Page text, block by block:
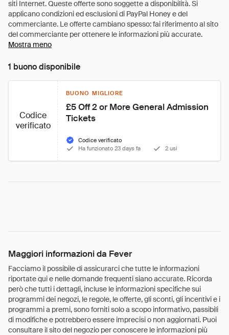
Mostra meno
1 buono disponibile
Codice
verificato
BUONO MIGLIORE
£5 Off 2 or More General Admission
Tickets
Codice verificato
Ha funzionato 23 days fa
2 usi
Maggiori informazioni da Fever
Facciamo il possibile di assicurarci che tutte le informazioni
riportate qui e nelle domande frequenti siano accurate. Ricorda
però che tutti i dettagli, incluse le informazioni specifiche sui
programmi dei negozi, le regole, le offerte, gli sconti, gli incentivi e i
programmi a premi, sono forniti solo a scopo informativo, passibili
di modifiche e potrebbero essere imprecisi o non aggiornati. Puoi
consultare il sito del negozio per conoscere le informazioni più